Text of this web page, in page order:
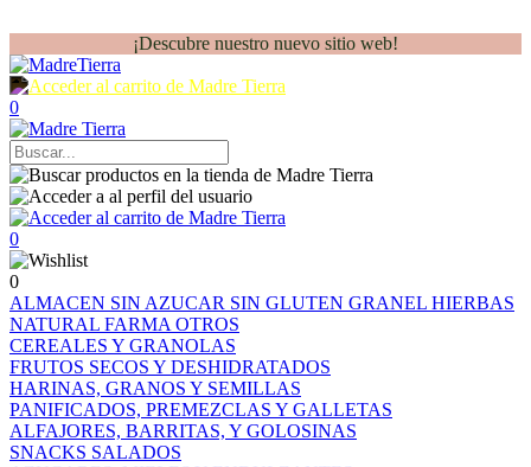
¡Descubre nuestro nuevo sitio web!
0
0
0
ALMACEN SIN AZUCAR SIN GLUTEN GRANEL HIERBAS
NATURAL FARMA OTROS
CEREALES Y GRANOLAS
FRUTOS SECOS Y DESHIDRATADOS
HARINAS, GRANOS Y SEMILLAS
PANIFICADOS, PREMEZCLAS Y GALLETAS
ALFAJORES, BARRITAS, Y GOLOSINAS
SNACKS SALADOS